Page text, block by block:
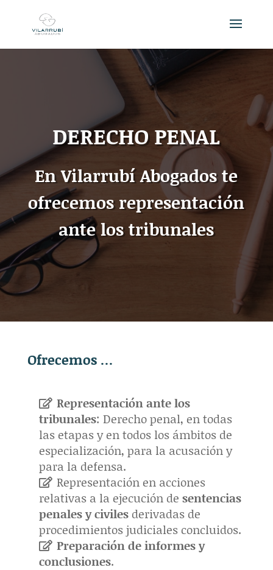
DERECHO PENAL
En Vilarrubí Abogados te
ofrecemos representación
ante los tribunales
Ofrecemos …
Representación ante los
tribunales: Derecho penal, en todas
las etapas y en todos los ámbitos de
especialización, para la acusación y
para la defensa.
Representación en acciones
relativas a la ejecución de sentencias
penales y civilesderivadas de
procedimientos judiciales concluidos.
Preparación de informes y
conclusiones.